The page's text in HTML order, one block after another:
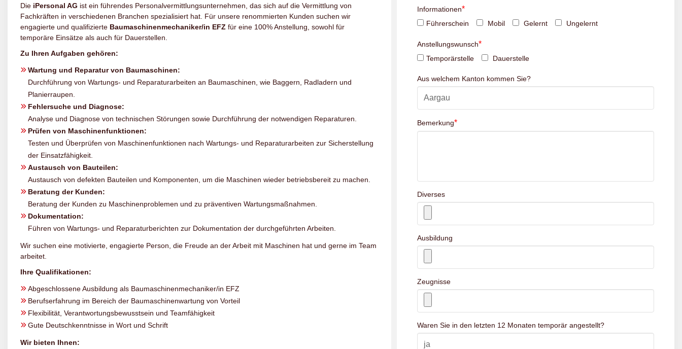
Die iPersonal AG ist ein führendes Personalvermittlungsunternehmen, das sich auf die Vermittlung von
Fachkräften in verschiedenen Branchen spezialisiert hat. Für unsere renommierten Kunden suchen wir
engagierte und qualifizierte Baumaschinenmechaniker/in EFZ für eine 100% Anstellung, sowohl für
temporäre Einsätze als auch für Dauerstellen.
Zu Ihren Aufgaben gehören:
Wartung und Reparatur von Baumaschinen:
Durchführung von Wartungs- und Reparaturarbeiten an Baumaschinen, wie Baggern, Radladern und
Planierraupen.
Fehlersuche und Diagnose:
Analyse und Diagnose von technischen Störungen sowie Durchführung der notwendigen Reparaturen.
Prüfen von Maschinenfunktionen:
Testen und Überprüfen von Maschinenfunktionen nach Wartungs- und Reparaturarbeiten zur Sicherstellung
der Einsatzfähigkeit.
Austausch von Bauteilen:
Austausch von defekten Bauteilen und Komponenten, um die Maschinen wieder betriebsbereit zu machen.
Beratung der Kunden:
Beratung der Kunden zu Maschinenproblemen und zu präventiven Wartungsmaßnahmen.
Dokumentation:
Führen von Wartungs- und Reparaturberichten zur Dokumentation der durchgeführten Arbeiten.
Wir suchen eine motivierte, engagierte Person, die Freude an der Arbeit mit Maschinen hat und gerne im Team
arbeitet.
Ihre Qualifikationen:
Abgeschlossene Ausbildung als Baumaschinenmechaniker/in EFZ
Berufserfahrung im Bereich der Baumaschinenwartung von Vorteil
Flexibilität, Verantwortungsbewusstsein und Teamfähigkeit
Gute Deutschkenntnisse in Wort und Schrift
Wir bieten Ihnen:
Informationen*
Führerschein Mobil Gelernt Ungelernt
Anstellungswunsch*
Temporärstelle Dauerstelle
Aus welchem Kanton kommen Sie?
Bemerkung*
Diverses
Ausbildung
Zeugnisse
Waren Sie in den letzten 12 Monaten temporär angestellt?